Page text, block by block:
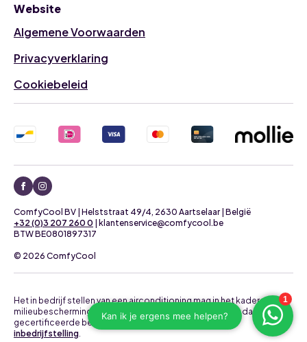
Website
Algemene Voorwaarden
Privacyverklaring
Cookiebeleid
© 2026 ComfyCool
+32 (0)3 207 260 0 | klantenservice@comfycool.be
BTW BE0801897317
ComfyCool BV | Helststraat 49/4, 2630 Aartselaar | België
Het in bedrijf stellen van een airconditioning mag in het kader van
milieubescherming uitsluitend uitgevoerd worden door daartoe
gecertificeerde bedrijven.Neem contact op voor een
inbedrijfstelling